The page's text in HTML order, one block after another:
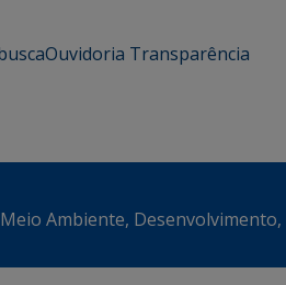
Ouvidoria Transparência
Ambiente,